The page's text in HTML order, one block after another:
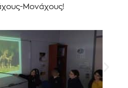
Μονάχους!